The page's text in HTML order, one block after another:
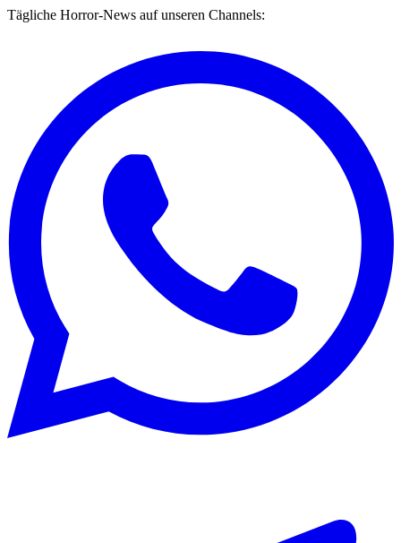
Tägliche Horror-News auf unseren Channels: